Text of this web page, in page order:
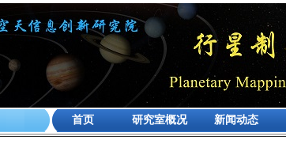
首页 研究室概况 新闻动态